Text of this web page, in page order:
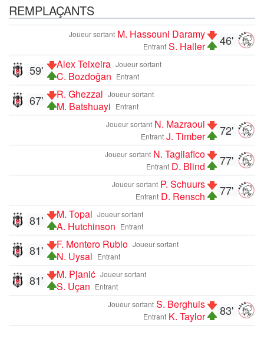
REMPLAÇANTS
46'
Joueur sortant M. Hassouni Daramy
Entrant S. Haller
Joueur sortant
Alex Teixeira
Entrant
C. Bozdoğan
59'
Joueur sortant
R. Ghezzal
Entrant
M. Batshuayi
67'
72'
Joueur sortant N. Mazraoui
Entrant J. Timber
77'
Joueur sortant N. Tagliafico
Entrant D. Blind
77'
Joueur sortant P. Schuurs
Entrant D. Rensch
Joueur sortant
M. Topal
Entrant
A. Hutchinson
81'
Joueur sortant
F. Montero Rubio
Entrant
N. Uysal
81'
Joueur sortant
M. Pjanić
Entrant
S. Uçan
81'
83'
Joueur sortant S. Berghuis
Entrant K. Taylor